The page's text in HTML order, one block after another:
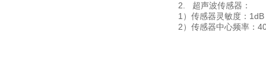
2. 超声波传感器：
1）传感器灵敏度：1dB
2）传感器中心频率：